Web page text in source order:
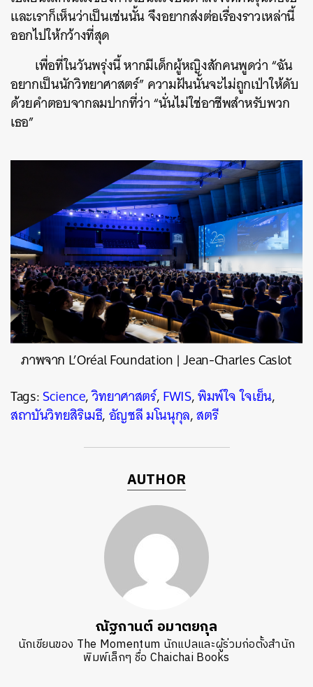
และเราก็เห็นว่าเป็นเช่นนั้น จึงอยากส่งต่อเรื่องราวเหล่านี้
ออกไปให้กว้างที่สุด
เพื่อที่ในวันพรุ่งนี้ หากมีเด็กผู้หญิงสักคนพูดว่า “ฉัน
อยากเป็นนักวิทยาศาสตร์” ความฝันนั้นจะไม่ถูกเป่าให้ดับ
ด้วยคำตอบจากลมปากที่ว่า “นั่นไม่ใช่อาชีพสำหรับพวก
เธอ”
ภาพจาก L’Oréal Foundation | Jean-Charles Caslot
Tags:Science,วิทยาศาสตร์,FWIS,พิมพ์ใจ ใจเย็น,
สถาบันวิทยสิริเมธี,อัญชลี มโนนุกุล,สตรี
AUTHOR
ณัฐกานต์ อมาตยกุล
นักเขียนของ The Momentum นักแปลและผู้ร่วมก่อตั้งสำนัก
พิมพ์เล็กๆ ชื่อ Chaichai Books